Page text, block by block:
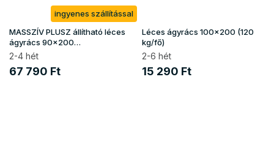
ingyenes szállítással
MASSZÍV PLUSZ állítható léces
ágyrács 90x200
(130kg/fekhely)
2-4 hét
67 790 Ft
Léces ágyrács 100x200 (120
kg/fő)
2-6 hét
15 290 Ft